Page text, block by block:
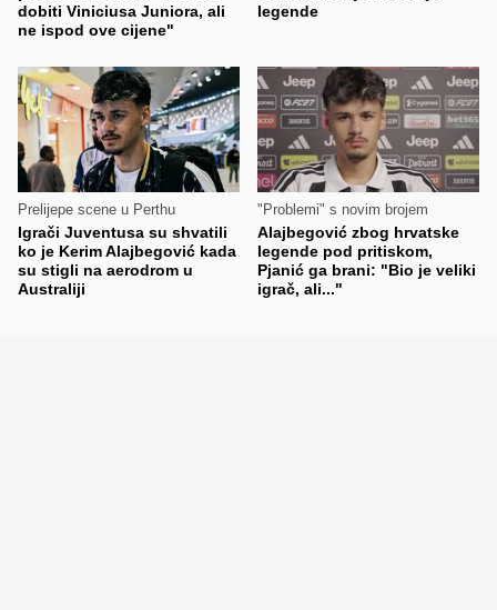
dobiti Viniciusa Juniora, ali
ne ispod ove cijene"
legende
Prelijepe scene u Perthu
Igrači Juventusa su shvatili
ko je Kerim Alajbegović kada
su stigli na aerodrom u
Australiji
"Problemi" s novim brojem
Alajbegović zbog hrvatske
legende pod pritiskom,
Pjanić ga brani: "Bio je veliki
igrač, ali..."